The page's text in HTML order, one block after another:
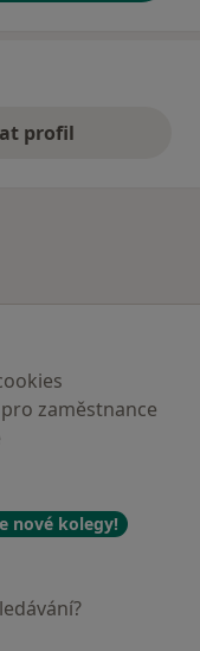
profil
zaměstnance
nové kolegy!